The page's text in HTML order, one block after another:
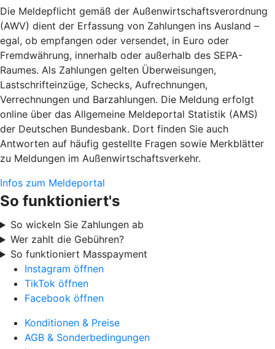
Die Meldepflicht gemäß der Außenwirtschaftsverordnung
(AWV) dient der Erfassung von Zahlungen ins Ausland –
egal, ob empfangen oder versendet, in Euro oder
Fremdwährung, innerhalb oder außerhalb des SEPA-
Raumes. Als Zahlungen gelten Überweisungen,
Lastschrifteinzüge, Schecks, Aufrechnungen,
Verrechnungen und Barzahlungen. Die Meldung erfolgt
online über das Allgemeine Meldeportal Statistik (AMS)
der Deutschen Bundesbank. Dort finden Sie auch
Antworten auf häufig gestellte Fragen sowie Merkblätter
zu Meldungen im Außenwirtschaftsverkehr.
Infos zum Meldeportal
So funktioniert's
So wickeln Sie Zahlungen ab
Wer zahlt die Gebühren?
So funktioniert Masspayment
Instagram öffnen
TikTok öffnen
Facebook öffnen
Konditionen & Preise
AGB & Sonderbedingungen